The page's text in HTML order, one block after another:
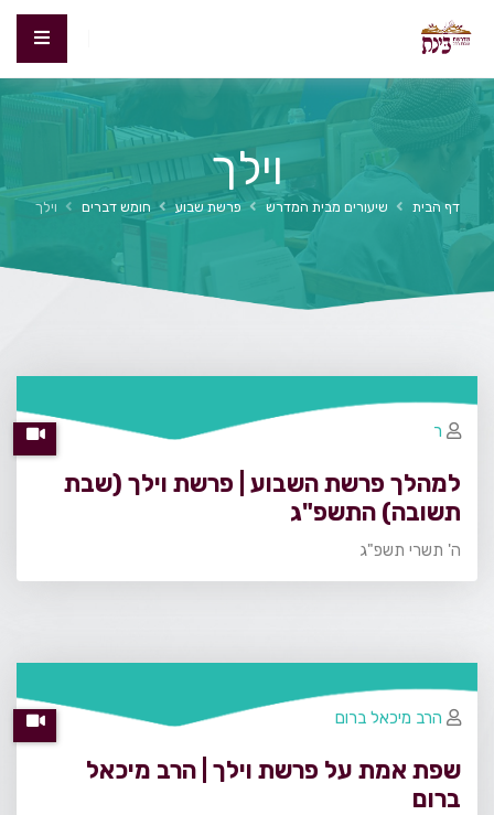
וילך
דף הבית שיעורים מבית המדרש פרשת שבוע חומש דברים וילך
למהלך פרשת השבוע | פרשת וילך (שבת
תשובה) התשפ"ג
ה' תשרי תשפ"ג
ר
שפת אמת על פרשת וילך | הרב מיכאל
ברום
הרב מיכאל ברום